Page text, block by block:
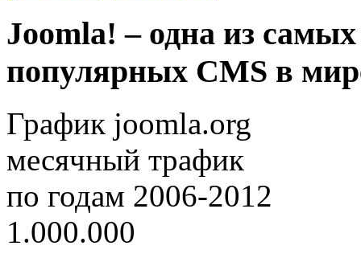
Joomla! – одна из самых
популярных CMS в
График joomla.org
месячный трафик
по годам 2006-2012
1.000.000